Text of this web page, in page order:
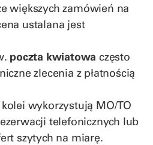
większych zamówień na
ustalana jest
poczta kwiatowa często
zlecenia z płatnością
wykorzystują MO/TO
telefonicznych lub
szytych na miarę.